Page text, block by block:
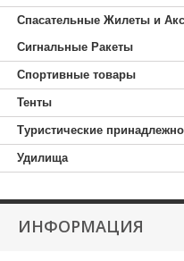
Спасательные Жилеты и
Сигнальные Ракеты
Спортивные товары
Тенты
Туристические
Удилища
ИНФОРМАЦИЯ